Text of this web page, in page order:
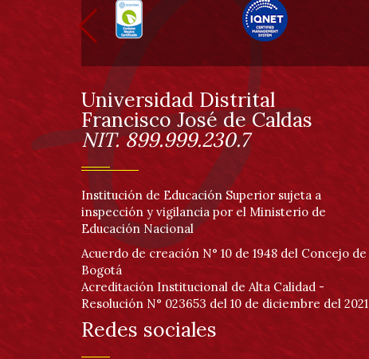
pie
de
páginaInformación
Universidad Distrital
Francisco José de Caldas
NIT. 899.999.230.7
Institución de Educación Superior sujeta a
inspección y vigilancia por el Ministerio de
Educación Nacional
Acuerdo de creación N° 10 de 1948 del Concejo de
Bogotá
Acreditación Institucional de Alta Calidad -
Resolución N° 023653 del 10 de diciembre del 2021
Redes sociales